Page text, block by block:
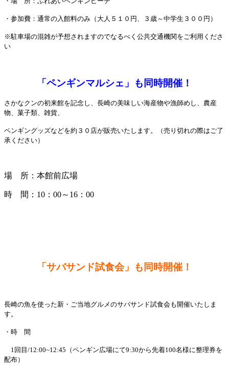
・参加費：通常の入館料のみ（大人５１０円、３歳～中学生３００円）
※駐車場の混雑が予想されますのでなるべく公共交通機関をご利用くださ
い
「ペンギンマルシェ」も同時開催！
さかなクンの初来館を記念し、長崎の美味しい海産物や漁師めし、農産
物、菓子類、雑貨、
ペンギングッズなどを約３０店が販売いたします。（売り切れの際はご了
承ください）
場 所：本館前広場
時 間：10：00～16：00
「サバサンド試食会」も同時開催！
長崎の魚を使った新・ご当地グルメのサバサンド試食会も開催いたしま
す。
・時 間
1回目/12:00~12:45（ペンギン広場にて9:30から先着100名様に整理券を
配布）